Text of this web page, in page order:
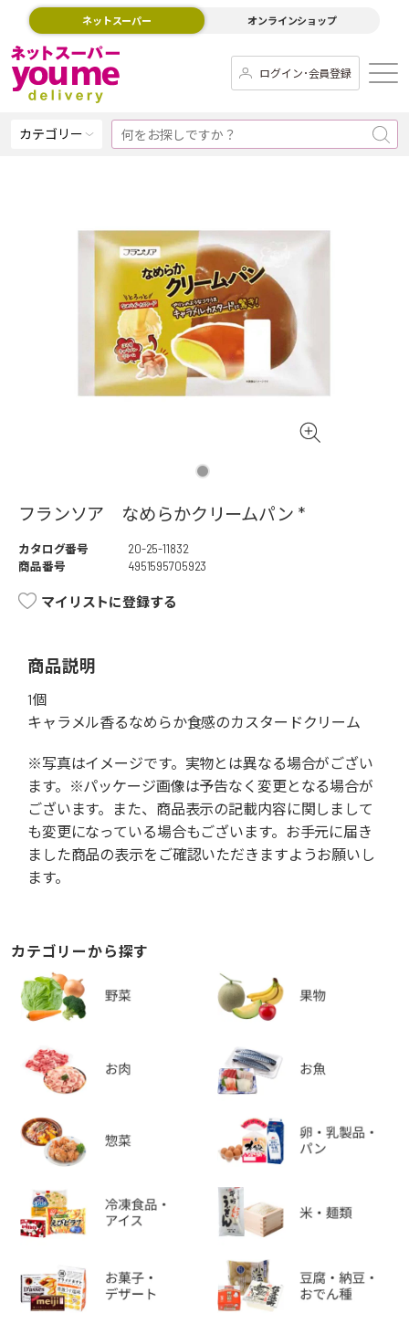
ネットスーパー オンラインショップ
ログイン･会員登録
カテゴリー
フランソア なめらかクリームパン *
カタログ番号
20-25-11832
商品番号
4951595705923
マイリストに登録する
商品説明
1個
キャラメル香るなめらか食感のカスタードクリーム
※写真はイメージです。実物とは異なる場合がござい
ます。※パッケージ画像は予告なく変更となる場合が
ございます。また、商品表示の記載内容に関しまして
も変更になっている場合もございます。お手元に届き
ました商品の表示をご確認いただきますようお願いし
ます。
カテゴリーから探す